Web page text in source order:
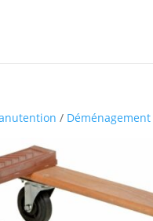
/ Déménagement